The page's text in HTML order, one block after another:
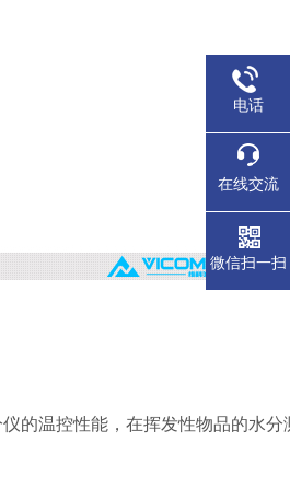
的温控性能，在挥发性物品的水分
电话
在线交流
微信扫一扫